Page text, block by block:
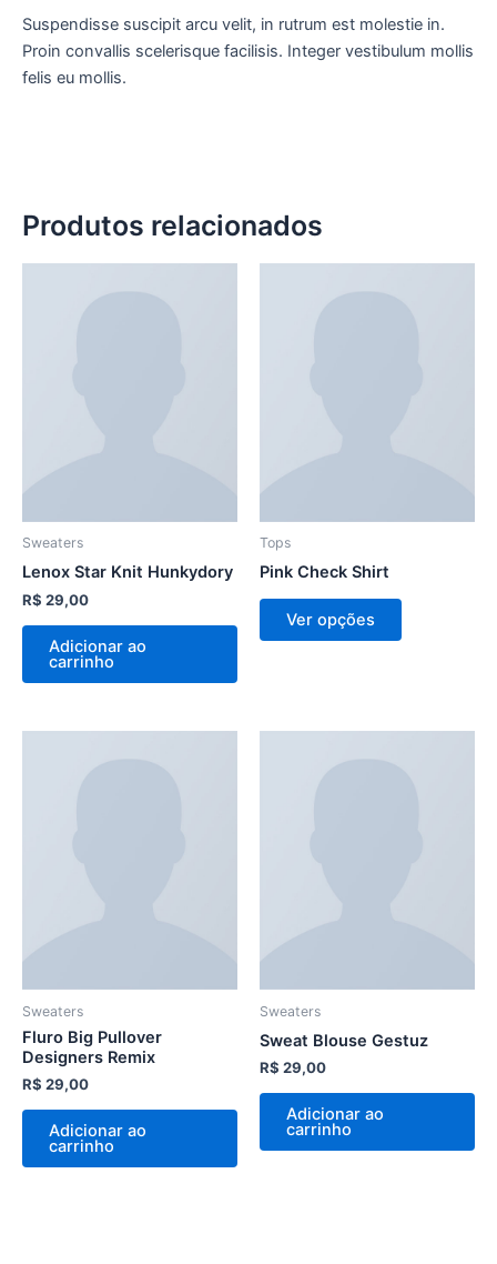
Suspendisse suscipit arcu velit, in rutrum est molestie in.
Proin convallis scelerisque facilisis. Integer vestibulum mollis
felis eu mollis.
Produtos relacionados
Sweaters
Lenox Star Knit Hunkydory
R$ 29,00
Adicionar ao
carrinho
Tops
Pink Check Shirt
Ver opções
do
Sweaters
Fluro Big Pullover
Designers Remix
R$ 29,00
Adicionar ao
carrinho
Sweaters
Sweat Blouse Gestuz
R$ 29,00
Adicionar ao
carrinho